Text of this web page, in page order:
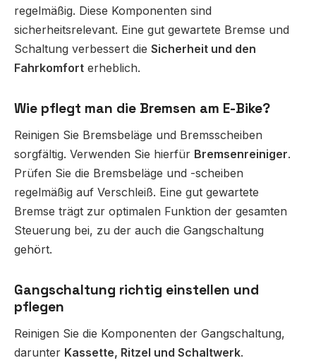
regelmäßig. Diese Komponenten sind
sicherheitsrelevant. Eine gut gewartete Bremse und
Schaltung verbessert die Sicherheit und den
Fahrkomfort erheblich.
Wie pflegt man die Bremsen am E-Bike?
Reinigen Sie Bremsbeläge und Bremsscheiben
sorgfältig. Verwenden Sie hierfür Bremsenreiniger.
Prüfen Sie die Bremsbeläge und -scheiben
regelmäßig auf Verschleiß. Eine gut gewartete
Bremse trägt zur optimalen Funktion der gesamten
Steuerung bei, zu der auch die Gangschaltung
gehört.
Gangschaltung richtig einstellen und
pflegen
Reinigen Sie die Komponenten der Gangschaltung,
darunter Kassette, Ritzel und Schaltwerk.